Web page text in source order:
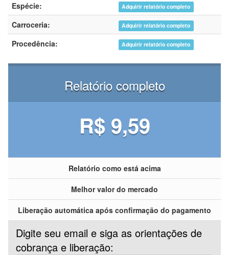
Espécie: Adquirir relatório completo
Carroceria: Adquirir relatório completo
Procedência: Adquirir relatório completo
Relatório completo
R$ 9,59
Relatório como está acima
Melhor valor do mercado
Liberação automática após confirmação do pagamento
Digite seu email e siga as orientações de
cobrança e liberação: